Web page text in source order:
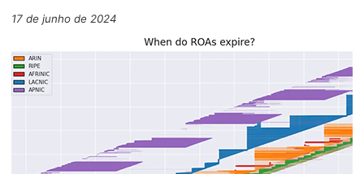
17 de junho de 2024